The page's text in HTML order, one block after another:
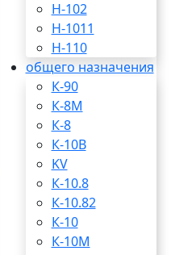
Н-102
Н-1011
Н-110
общего назначения
К-90
К-8М
К-8
К-10В
KV
К-10.8
К-10.82
К-10
К-10М